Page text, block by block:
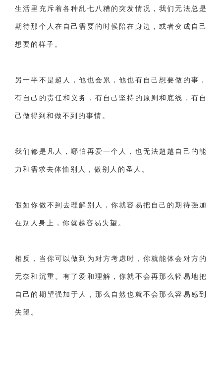
生活里充斥着各种乱七八糟的突发情况，我们无法总是
期待那个人在自己需要的时候陪在身边，或者变成自己
想要的样子。
另一半不是超人，他也会累，他也有自己想要做的事，
有自己的责任和义务，有自己坚持的原则和底线，有自
己做得到和做不到的事情。
我们都是凡人，哪怕再爱一个人，也无法超越自己的能
力和需求去体恤别人，做别人的圣人。
假如你做不到去理解别人，你就容易把自己的期待强加
在别人身上，你就越容易失望。
相反，当你可以做到为对方考虑时，你就能体会对方的
无奈和沉重。有了爱和理解，你就不会再那么轻易地把
自己的期望强加于人，那么自然也就不会那么容易感到
失望。